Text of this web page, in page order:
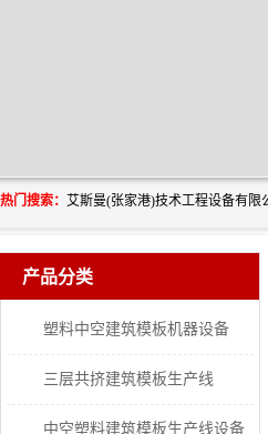
热门搜索：
产品分类
塑料中空建筑模板机器设备
三层共挤建筑模板生产线
中空塑料建筑模板生产线设备